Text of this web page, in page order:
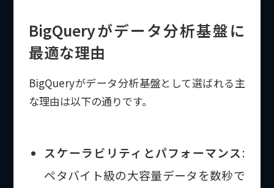
BigQueryがデータ分析基盤に
最適な理由
BigQueryがデータ分析基盤として選ばれる主
な理由は以下の通りです。
スケーラビリティとパフォーマンス:
ペタバイト級の大容量データを数秒で